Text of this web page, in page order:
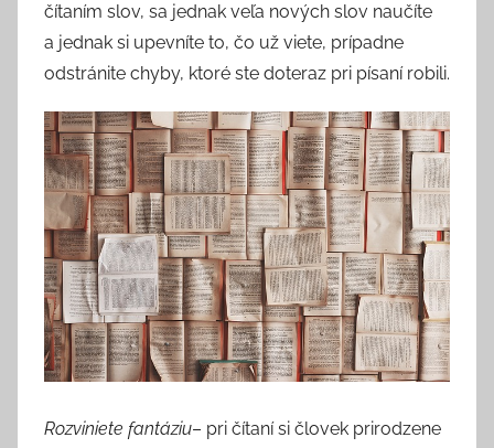
čítaním slov, sa jednak veľa nových slov naučíte
a jednak si upevníte to, čo už viete, prípadne
odstránite chyby, ktoré ste doteraz pri písaní robili.
Rozviniete fantáziu– pri čítaní si človek prirodzene